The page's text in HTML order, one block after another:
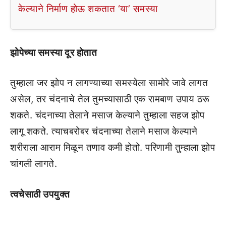
केल्याने निर्माण होऊ शकतात ‘या’ समस्या
झोपेच्या समस्या दूर होतात
तुम्हाला जर झोप न लागण्याच्या समस्येला सामोरे जावे लागत
असेल, तर चंदनाचे तेल तुमच्यासाठी एक रामबाण उपाय ठरू
शकते. चंदनाच्या तेलाने मसाज केल्याने तुम्हाला सहज झोप
लागू शकते. त्याचबरोबर चंदनाच्या तेलाने मसाज केल्याने
शरीराला आराम मिळून तणाव कमी होतो. परिणामी तुम्हाला झोप
चांगली लागते.
त्वचेसाठी उपयुक्त